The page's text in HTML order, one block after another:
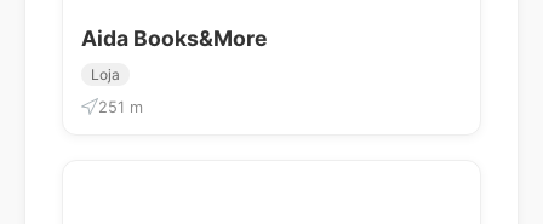
Aida Books&More
Loja
251 m